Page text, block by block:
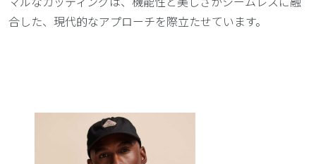
合した、現代的なアプローチを際立たせています。